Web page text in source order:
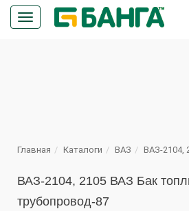
Кнопка
меню
Главная Каталоги ВАЗ ВАЗ-2104,
ВАЗ-2104, 2105 ВАЗ Бак
трубопровод-87